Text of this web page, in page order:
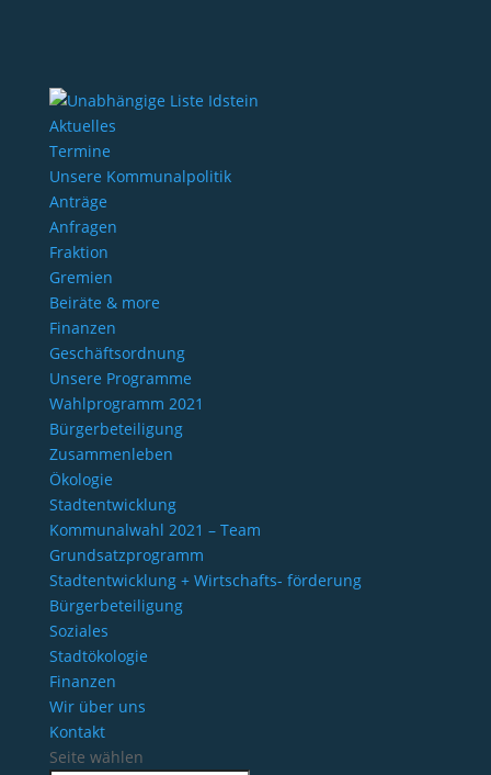
Aktuelles
Termine
Unsere Kommunalpolitik
Anträge
Anfragen
Fraktion
Gremien
Beiräte & more
Finanzen
Geschäftsordnung
Unsere Programme
Wahlprogramm 2021
Bürgerbeteiligung
Zusammenleben
Ökologie
Stadtentwicklung
Kommunalwahl 2021 – Team
Grundsatzprogramm
Stadtentwicklung + Wirtschafts- förderung
Bürgerbeteiligung
Soziales
Stadtökologie
Finanzen
Wir über uns
Kontakt
Seite wählen